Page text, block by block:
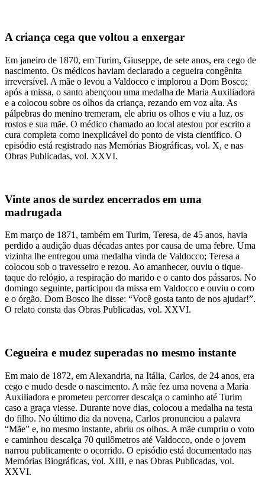
A criança cega que voltou a enxergar
Em janeiro de 1870, em Turim, Giuseppe, de sete anos, era cego de
nascimento. Os médicos haviam declarado a cegueira congênita
irreversível. A mãe o levou a Valdocco e implorou a Dom Bosco;
após a missa, o santo abençoou uma medalha de Maria Auxiliadora
e a colocou sobre os olhos da criança, rezando em voz alta. As
pálpebras do menino tremeram, ele abriu os olhos e viu a luz, os
rostos e sua mãe. O médico chamado ao local atestou por escrito a
cura completa como inexplicável do ponto de vista científico. O
episódio está registrado nas Memórias Biográficas, vol. X, e nas
Obras Publicadas, vol. XXVI.
Vinte anos de surdez encerrados em uma
madrugada
Em março de 1871, também em Turim, Teresa, de 45 anos, havia
perdido a audição duas décadas antes por causa de uma febre. Uma
vizinha lhe entregou uma medalha vinda de Valdocco; Teresa a
colocou sob o travesseiro e rezou. Ao amanhecer, ouviu o tique-
taque do relógio, a respiração do marido e o canto dos pássaros. No
domingo seguinte, participou da missa em Valdocco e ouviu o coro
e o órgão. Dom Bosco lhe disse: “Você gosta tanto de nos ajudar!”.
O relato consta das Obras Publicadas, vol. XXVI.
Cegueira e mudez superadas no mesmo instante
Em maio de 1872, em Alexandria, na Itália, Carlos, de 24 anos, era
cego e mudo desde o nascimento. A mãe fez uma novena a Maria
Auxiliadora e prometeu percorrer descalça o caminho até Turim
caso a graça viesse. Durante nove dias, colocou a medalha na testa
do filho. No último dia da novena, Carlos pronunciou a palavra
“Mãe” e, no mesmo instante, abriu os olhos. A mãe cumpriu o voto
e caminhou descalça 70 quilômetros até Valdocco, onde o jovem
narrou publicamente o ocorrido. O episódio está documentado nas
Memórias Biográficas, vol. XIII, e nas Obras Publicadas, vol.
XXVI.